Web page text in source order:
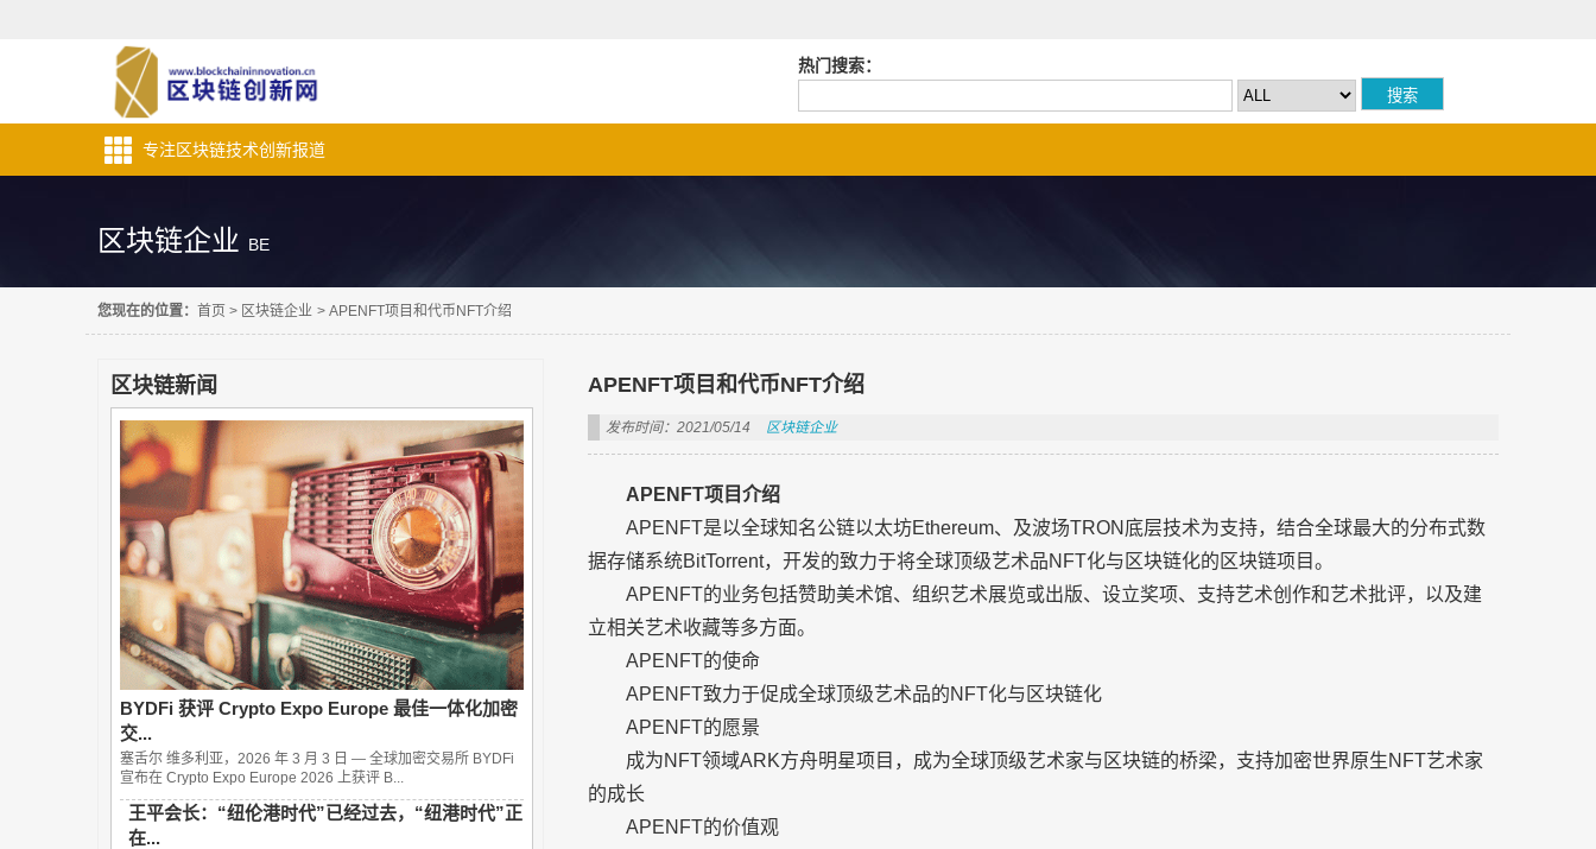
热门搜索：
专注区块链技术创新报道
区块链企业 BE
您现在的位置： 首页 > 区块链企业 > APENFT项目和代币NFT介绍
区块链新闻
BYDFi 获评 Crypto Expo Europe 最佳一体化加密
交...
塞舌尔 维多利亚，2026 年 3 月 3 日 — 全球加密交易所 BYDFi
宣布在 Crypto Expo Europe 2026 上获评 B...
王平会长：“纽伦港时代”已经过去，“纽港时代”正
在...
APENFT项目和代币NFT介绍
发布时间：2021/05/14 区块链企业
APENFT项目介绍
APENFT是以全球知名公链以太坊Ethereum、及波场TRON底层技术为支持，结合全球最大的分布式数
据存储系统BitTorrent，开发的致力于将全球顶级艺术品NFT化与区块链化的区块链项目。
APENFT的业务包括赞助美术馆、组织艺术展览或出版、设立奖项、支持艺术创作和艺术批评，以及建
立相关艺术收藏等多方面。
APENFT的使命
APENFT致力于促成全球顶级艺术品的NFT化与区块链化
APENFT的愿景
成为NFT领域ARK方舟明星项目，成为全球顶级艺术家与区块链的桥梁，支持加密世界原生NFT艺术家
的成长
APENFT的价值观